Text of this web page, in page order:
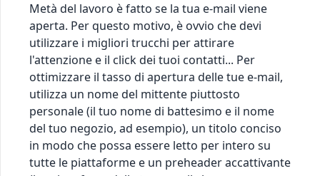
Metà del lavoro è fatto se la tua e-mail viene
aperta. Per questo motivo, è ovvio che devi
utilizzare i migliori trucchi per attirare
l'attenzione e il click dei tuoi contatti... Per
ottimizzare il tasso di apertura delle tue e-mail,
utilizza un nome del mittente piuttosto
personale (il tuo nome di battesimo e il nome
del tuo negozio, ad esempio), un titolo conciso
in modo che possa essere letto per intero su
tutte le piattaforme e un preheader accattivante